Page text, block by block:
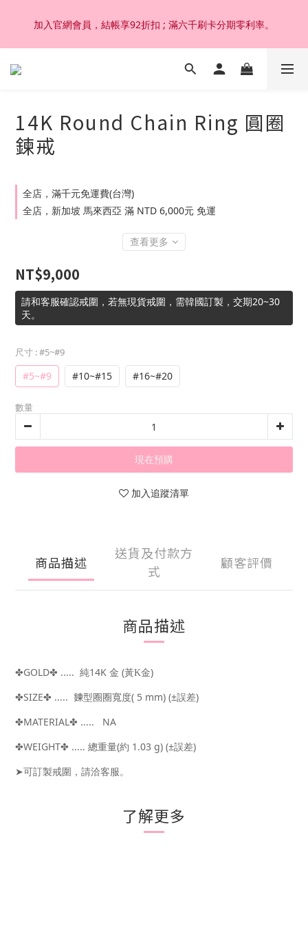
加入官網會員，結帳享92折扣 ; 滿六千刷卡分期零利率。
加入官網會員，結帳享92折扣 ; 滿六千刷卡分期零利率。
韓國設計製作。純14K 18K金，非鍍金非注金；洗澡，運動(汗
加入官網會員，結帳享92折扣 ; 滿六千刷卡分期零利率。
14K Round Chain Ring 圓圈
鍊戒
全店，滿千元免運費(台灣)
全店，新加坡 馬來西亞 滿 NTD 6,000元 免運
查看更多
NT$9,000
請和客服確認戒圍，若無現貨戒圍，需韓國訂製，交期20~30
天。
尺寸 : #5~#9
#5~#9 #10~#15 #16~#20
數量
現在預購
加入追蹤清單
商品描述
送貨及付款方
式
顧客評價
商品描述
✤GOLD✤ ..... 純14K 金 (黃K金)
✤SIZE✤ ..... 鍊型圈圈寬度( 5 mm) (±誤差)
✤MATERIAL✤ ..... NA
✤WEIGHT✤ ..... 總重量(約 1 .03 g) (±誤差)
➤可訂製戒圍，請洽客服。
了解更多